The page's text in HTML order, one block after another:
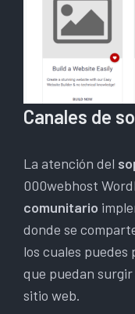
Canales de
La atención del
000webhost
comunitario
donde se
los cuales puedes
que puedan
sitio web.